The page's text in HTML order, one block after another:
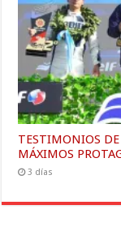
TESTIMONIOS DE
MÁXIMOS
3 días